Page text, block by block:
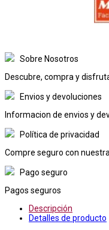
Sobre Nosotros
Descubre, compra y
Envios y devoluciones
Informacion de envios y
Política de privacidad
Compre seguro con
Pago seguro
Pagos seguros
Descripción
Detalles de producto